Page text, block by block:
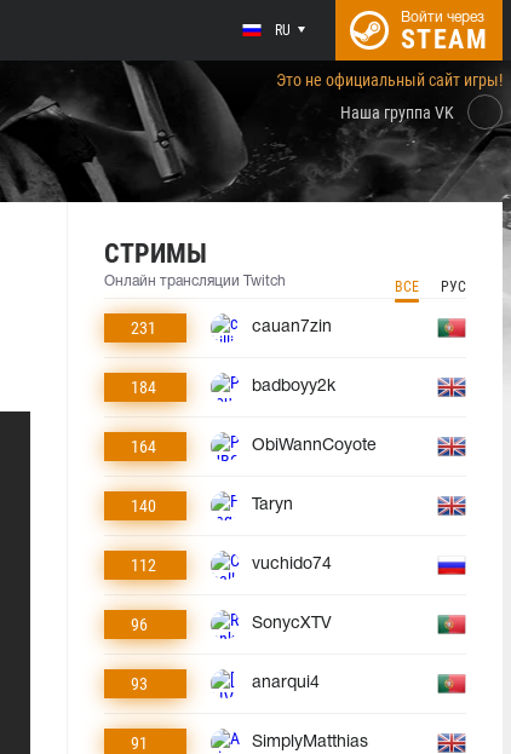
RU
Войти через
STEAM
Это не официальный сайт игры!
Наша группа VK
СТРИМЫ
Онлайн трансляции Twitch ВСЕ РУС
231 cauan7zin
184 badboyy2k
164 ObiWannCoyote
140 Taryn
112 vuchido74
96 SonycXTV
93 anarqui4
91 SimplyMatthias